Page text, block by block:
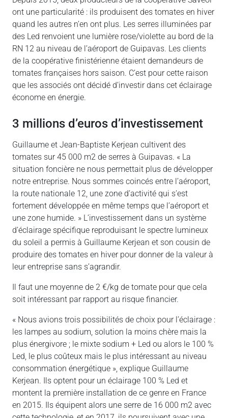
ont une particularité : ils produisent des tomates en hiver
quand les autres n’en ont plus. Les serres illuminées par
des Led renvoient une lumière rose/violette au bord de la
RN 12 au niveau de l’aéroport de Guipavas. Les clients
de la coopérative finistérienne étaient demandeurs de
tomates françaises hors saison. C’est pour cette raison
que les associés ont décidé d’investir dans cet éclairage
économe en énergie.
3 millions d’euros d’investissement
Guillaume et Jean-Baptiste Kerjean cultivent des
tomates sur 45 000 m2 de serres à Guipavas. « La
situation foncière ne nous permettait plus de développer
notre entreprise. Nous sommes coincés entre l’aéroport,
la route nationale 12, une zone d’activité qui s’est
fortement développée en même temps que l’aéroport et
une zone humide. » L’investissement dans un système
d’éclairage spécifique reproduisant le spectre lumineux
du soleil a permis à Guillaume Kerjean et son cousin de
produire des tomates en hiver pour donner de la valeur à
leur entreprise sans s’agrandir.
Il faut une moyenne de 2 €/kg de tomate pour que cela
soit intéressant par rapport au risque financier.
« Nous avions trois possibilités de choix pour l’éclairage :
les lampes au sodium, solution la moins chère mais la
plus énergivore ; le mixte sodium + Led ou alors le 100 %
Led, le plus coûteux mais le plus intéressant au niveau
consommation énergétique », explique Guillaume
Kerjean. Ils optent pour un éclairage 100 % Led et
montent la première installation de ce genre en France
en 2015. Ils équipent alors une serre de 16 000 m2 avec